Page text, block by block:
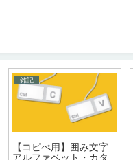
雑記
【コピぺ用】囲み文字
アルファベット・カタ